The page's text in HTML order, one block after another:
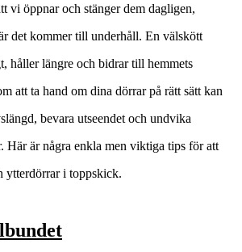
vi öppnar och stänger dem dagligen,
det kommer till underhåll. En välskött
håller längre och bidrar till hemmets
att ta hand om dina dörrar på rätt sätt kan
bevara utseendet och undvika
Här är några enkla men viktiga tips för att
ytterdörrar i toppskick.